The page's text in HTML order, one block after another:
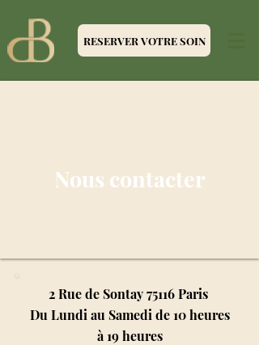
RESERVER VOTRE SOIN
Nous contacter
2 Rue de Sontay 75116 Paris
Du Lundi au Samedi de 10 heures
à 19 heures